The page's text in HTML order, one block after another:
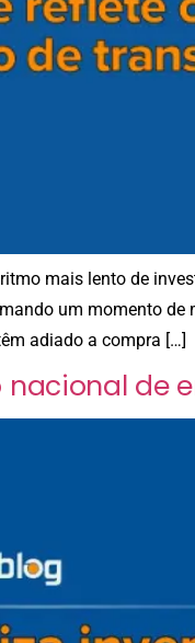
mais lento de
um momento
adiado a compra […]
de